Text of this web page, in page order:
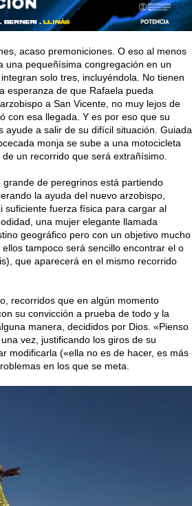
acaso premoniciones. O eso al menos
una pequeñísima congregación en un
solo tres, incluyéndola. No tienen
esperanza de que Rafaela pueda
a San Vicente, no muy lejos de
con esa llegada. Y es por eso que su
a salir de su difícil situación. Guiada
monja se sube a una motocicleta
un recorrido que será extrañísimo.
de peregrinos está partiendo
la ayuda del nuevo arzobispo,
fuerza física para cargar al
una mujer elegante llamada
geográfico pero con un objetivo mucho
tampoco será sencillo encontrar el o
que aparecerá en el mismo recorrido
recorridos que en algún momento
su convicción a prueba de todo y la
manera, decididos por Dios. «Pienso
vez, justificando los giros de su
modificarla («ella no es de hacer, es más
en los que se meta.